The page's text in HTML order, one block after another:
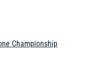
Championship